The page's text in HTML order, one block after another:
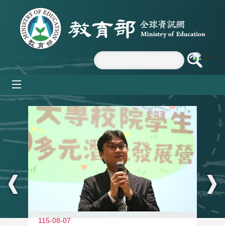
跳到主要內容區塊
:::
115-08-07